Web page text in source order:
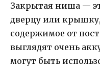
Закрытая ниша —
дверцу или
содержимое от
выглядят очень
могут быть